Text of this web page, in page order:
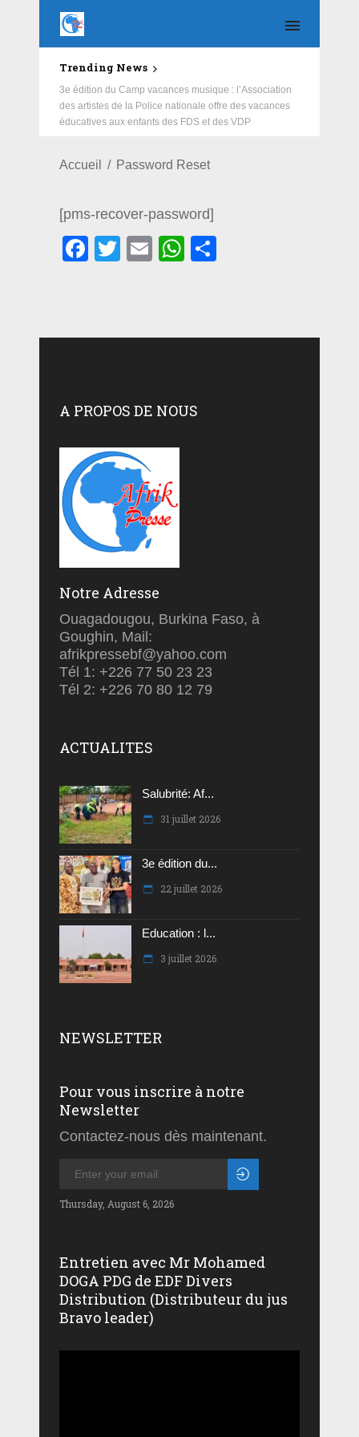
Trending News
3e édition du Camp vacances musique : l’Association
des artistes de la Police nationale offre des vacances
éducatives aux enfants des FDS et des VDP
Accueil Password Reset
[pms-recover-password]
Facebook
Twitter
EmailWhatsApp
A PROPOS DE NOUS
Notre Adresse
Ouagadougou, Burkina Faso, à
Goughin, Mail:
afrikpressebf@yahoo.com
Tél 1: +226 77 50 23 23
Tél 2: +226 70 80 12 79
ACTUALITES
Salubrité: Af...
31 juillet 2026
3e édition du...
22 juillet 2026
Education : l...
3 juillet 2026
NEWSLETTER
Pour vous inscrire à notre
Newsletter
Contactez-nous dès maintenant.
Thursday, August 6, 2026
Entretien avec Mr Mohamed
DOGA PDG de EDF Divers
Distribution (Distributeur du jus
Bravo leader)